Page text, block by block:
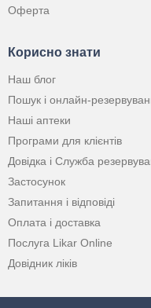
Оферта
Корисно знати
Наш блог
Пошук і онлайн-
Наші аптеки
Програми для клієнтів
Довідка і Служба
Застосунок
Запитання і відповіді
Оплата і доставка
Послуга Likar Online
Довідник ліків